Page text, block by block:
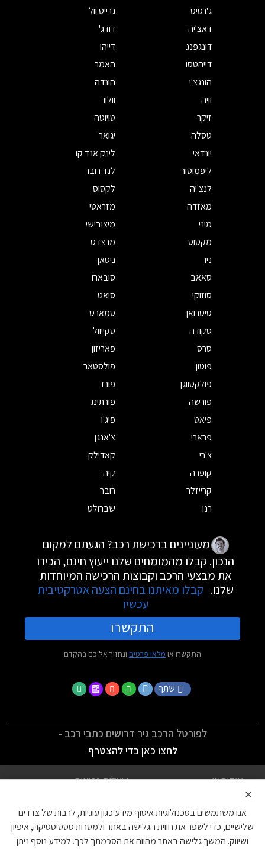
ג'נסיס
גרייט וול
דאצ'יה
דודג'
דונגפנג
דייהו
דייהטסו
האמר
הונגצ'י
הונדה
וויה
וולוו
זיקר
טויוטה
טסלה
יגואר
יונדאי
לינק אנד קו
ליפמוטור
לנד רובר
לנצ'יה
לקסוס
מאזדה
מזראטי
מיני
מיצובישי
מקסוס
מרצדס
ניו
ניסאן
סאאב
סובארו
סוזוקי
סיאט
סיטרואן
סמארט
סקודה
סקייוול
סרס
פאריזון
פוטון
פולסטאר
פולקסווגן
פורד
פורשה
פורתינג
פיאט
פיג'ו
פרארי
צ'אנגן
צ'רי
קאדילק
קופרה
קיה
קרייזלר
רובר
רנו
שברולט
מעוניינים ברכישת רכב? הגעתם למקום
הנכון. קבלו מהמומחים שלנו ייעוץ חינם, הכירו
את מבצעי הרכב וקבוצות הרכישה המיוחדות
שלנו. קבלו מאיתנו בחינם הצעה אטרקטיבית
עכשיו
התקשרו
התקשרו או מלאו פרטים ונחזור אליכם בהקדם
שתף
לפורטל הרכב גיר דרושים כתבי רכב -
לחצו כאן כדי להצטרף
אודותינו
שאלות נפוצות
הצהרת נגישות
צור קשר
×
אנו משתמשים בטכנולוגיות איסוף מידע כגון עוגיות, לרבות של צדדים
שלישיים, כדי לשפר את חווית הגלישה באתר ולמטרות סטטיסטיקה, איפיון
ושיווק. המשך גלישה באתר מהווה את הסכמתך לכך. למידע נוסף ניתן